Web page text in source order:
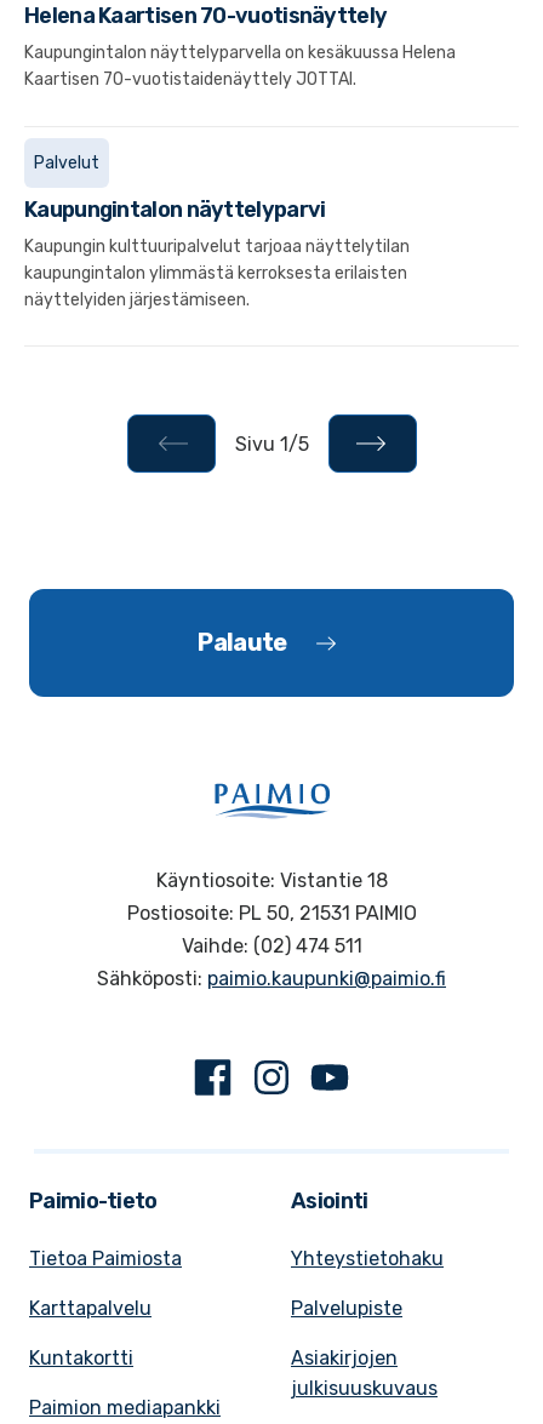
Helena Kaartisen 70-vuotisnäyttely
Kaupungintalon näyttelyparvella on kesäkuussa Helena
Kaartisen 70-vuotistaidenäyttely JOTTAI.
Palvelut
Kaupungintalon näyttelyparvi
Kaupungin kulttuuripalvelut tarjoaa näyttelytilan
kaupungintalon ylimmästä kerroksesta erilaisten
näyttelyiden järjestämiseen.
Sivu 1/5
Palaute
Käyntiosoite: Vistantie 18
Postiosoite: PL 50, 21531 PAIMIO
Vaihde: (02) 474 511
Sähköposti: paimio.kaupunki@paimio.fi
FacebookInstagram
Paimio-tieto
Tietoa Paimiosta
Karttapalvelu
Kuntakortti
Paimion mediapankki
Asiointi
Yhteystietohaku
Palvelupiste
Asiakirjojen
julkisuuskuvaus